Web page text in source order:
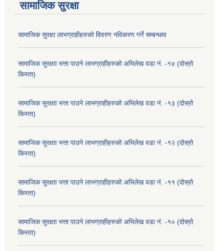
सामाजिक सुरक्षा
सामाजिक सुरक्षा लाभग्राहीहरुको विवरण नविकरण गर्ने सम्बन्धमा
सामाजिक सुरक्षाा भत्ता पाउने लाभग्राहीहरुको अभिलेख वडा नं. -१४ (दोस्रो
किस्ता)
सामाजिक सुरक्षाा भत्ता पाउने लाभग्राहीहरुको अभिलेख वडा नं. -१३ (दोस्रो
किस्ता)
सामाजिक सुरक्षाा भत्ता पाउने लाभग्राहीहरुको अभिलेख वडा नं. -१२ (दोस्रो
किस्ता)
सामाजिक सुरक्षाा भत्ता पाउने लाभग्राहीहरुको अभिलेख वडा नं. -११ (दोस्रो
किस्ता)
सामाजिक सुरक्षाा भत्ता पाउने लाभग्राहीहरुको अभिलेख वडा नं. -१० (दोस्रो
किस्ता)